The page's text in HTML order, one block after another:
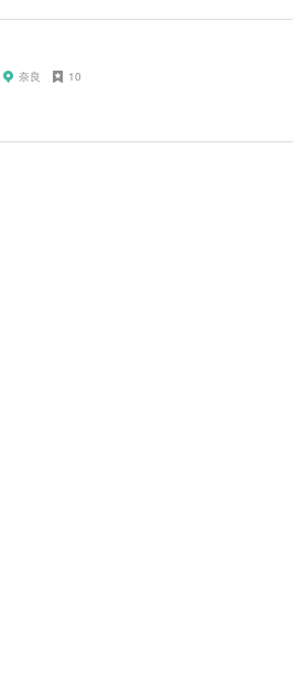
奈良 10